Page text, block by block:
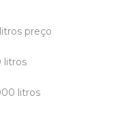
preço
litros
litros